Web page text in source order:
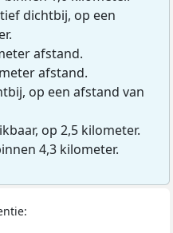
dichtbij, op een
afstand.
afstand.
op een afstand van
op 2,5 kilometer.
4,3 kilometer.